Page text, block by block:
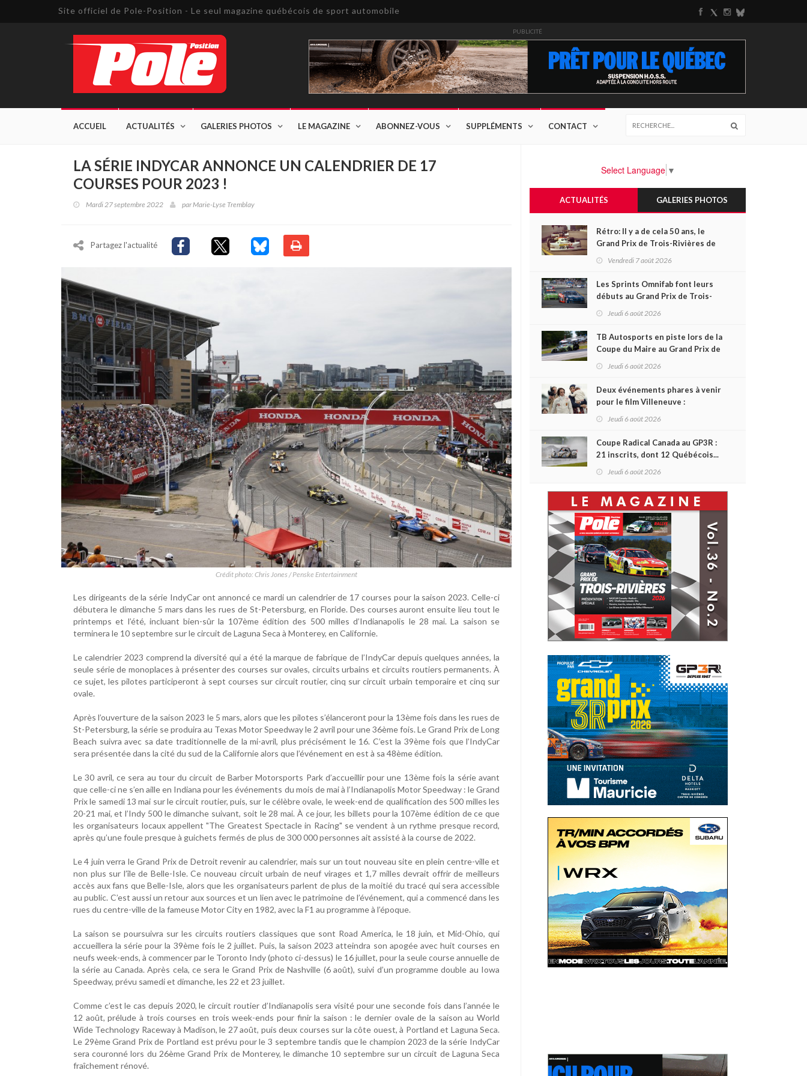
Site officiel de Pole-Position - Le seul magazine québécois de sport automobile
PUBLICITÉ
ACCUEIL ACTUALITÉS GALERIES PHOTOS LE MAGAZINE ABONNEZ-VOUS SUPPLÉMENTS CONTACT
LA SÉRIE INDYCAR ANNONCE UN CALENDRIER DE 17
COURSES POUR 2023 !
Mardi 27 septembre 2022 parMarie-Lyse Tremblay
Partagez l'actualité
Crédit photo: Chris Jones / Penske Entertainment
Les dirigeants de la série IndyCar ont annoncé ce mardi un calendrier de 17 courses pour la saison 2023. Celle-ci
débutera le dimanche 5 mars dans les rues de St-Petersburg, en Floride. Des courses auront ensuite lieu tout le
printemps et l’été, incluant bien-sûr la 107ème édition des 500 milles d’Indianapolis le 28 mai. La saison se
terminera le 10 septembre sur le circuit de Laguna Seca à Monterey, en Californie.
Le calendrier 2023 comprend la diversité qui a été la marque de fabrique de l’IndyCar depuis quelques années, la
seule série de monoplaces à présenter des courses sur ovales, circuits urbains et circuits routiers permanents. À
ce sujet, les pilotes participeront à sept courses sur circuit routier, cinq sur circuit urbain temporaire et cinq sur
ovale.
Après l’ouverture de la saison 2023 le 5 mars, alors que les pilotes s’élanceront pour la 13ème fois dans les rues de
St-Petersburg, la série se produira au Texas Motor Speedway le 2 avril pour une 36ème fois. Le Grand Prix de Long
Beach suivra avec sa date traditionnelle de la mi-avril, plus précisément le 16. C’est la 39ème fois que l’IndyCar
sera présentée dans la cité du sud de la Californie alors que l’événement en est à sa 48ème édition.
Le 30 avril, ce sera au tour du circuit de Barber Motorsports Park d’accueillir pour une 13ème fois la série avant
que celle-ci ne s’en aille en Indiana pour les événements du mois de mai à l’Indianapolis Motor Speedway : le Grand
Prix le samedi 13 mai sur le circuit routier, puis, sur le célèbre ovale, le week-end de qualification des 500 milles les
20-21 mai, et l’Indy 500 le dimanche suivant, soit le 28 mai. À ce jour, les billets pour la 107ème édition de ce que
les organisateurs locaux appellent "The Greatest Spectacle in Racing" se vendent à un rythme presque record,
après qu’une foule presque à guichets fermés de plus de 300 000 personnes ait assisté à la course de 2022.
Le 4 juin verra le Grand Prix de Detroit revenir au calendrier, mais sur un tout nouveau site en plein centre-ville et
non plus sur l’île de Belle-Isle. Ce nouveau circuit urbain de neuf virages et 1,7 milles devrait offrir de meilleurs
accès aux fans que Belle-Isle, alors que les organisateurs parlent de plus de la moitié du tracé qui sera accessible
au public. C’est aussi un retour aux sources et un lien avec le patrimoine de l’événement, qui a commencé dans les
rues du centre-ville de la fameuse Motor City en 1982, avec la F1 au programme à l’époque.
La saison se poursuivra sur les circuits routiers classiques que sont Road America, le 18 juin, et Mid-Ohio, qui
accueillera la série pour la 39ème fois le 2 juillet. Puis, la saison 2023 atteindra son apogée avec huit courses en
neufs week-ends, à commencer par le Toronto Indy (photo ci-dessus) le 16 juillet, pour la seule course annuelle de
la série au Canada. Après cela, ce sera le Grand Prix de Nashville (6 août), suivi d’un programme double au Iowa
Speedway, prévu samedi et dimanche, les 22 et 23 juillet.
Comme c’est le cas depuis 2020, le circuit routier d’Indianapolis sera visité pour une seconde fois dans l’année le
12 août, prélude à trois courses en trois week-ends pour finir la saison : le dernier ovale de la saison au World
Wide Technology Raceway à Madison, le 27 août, puis deux courses sur la côte ouest, à Portland et Laguna Seca.
Le 29ème Grand Prix de Portland est prévu pour le 3 septembre tandis que le champion 2023 de la série IndyCar
sera couronné lors du 26ème Grand Prix de Monterey, le dimanche 10 septembre sur un circuit de Laguna Seca
fraîchement rénové.
Select Language ▼
ACTUALITÉS GALERIES PHOTOS
Rétro: Il y a de cela 50 ans, le
Grand Prix de Trois-Rivières de
1976
Vendredi 7 août 2026
Les Sprints Omnifab font leurs
débuts au Grand Prix de Trois-
Rivières avec un format inspiré
Jeudi 6 août 2026
TB Autosports en piste lors de la
Coupe du Maire au Grand Prix de
Trois-Rivières
Jeudi 6 août 2026
Deux événements phares à venir
pour le film Villeneuve :
L'ascension d'une légende (+
Jeudi 6 août 2026
Coupe Radical Canada au GP3R :
21 inscrits, dont 12 Québécois...
et un premier gain d'Antoine
Jeudi 6 août 2026